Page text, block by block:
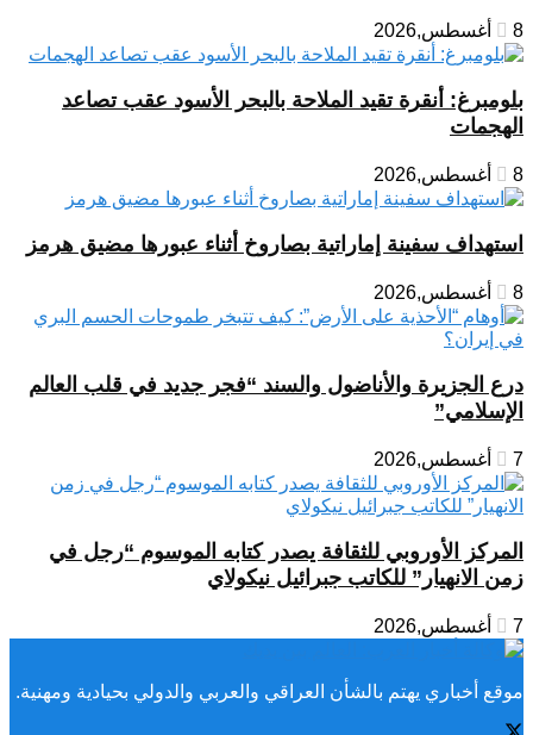
8 أغسطس,2026
بلومبرغ: أنقرة تقيد الملاحة بالبحر الأسود عقب تصاعد
الهجمات
8 أغسطس,2026
استهداف سفينة إماراتية بصاروخ أثناء عبورها مضيق هرمز
8 أغسطس,2026
درع الجزيرة والأناضول والسند “فجر جديد في قلب العالم
الإسلامي”
7 أغسطس,2026
المركز الأوروبي للثقافة يصدر كتابه الموسوم “رجل في
زمن الانهيار” للكاتب جبرائيل نيكولاي
7 أغسطس,2026
موقع أخباري يهتم بالشأن العراقي والعربي والدولي بحيادية ومهنية.